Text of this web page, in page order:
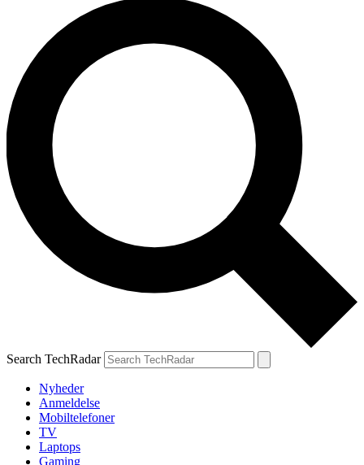
Search TechRadar
Nyheder
Anmeldelse
Mobiltelefoner
TV
Laptops
Gaming